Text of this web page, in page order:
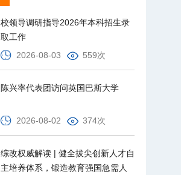
校领导调研指导2026年本科招生录
取工作
2026-08-03
559次
陈兴率代表团访问英国巴斯大学
2026-08-02 374次
综改权威解读 | 健全拔尖创新人才自
主培养体系，锻造教育强国急需人